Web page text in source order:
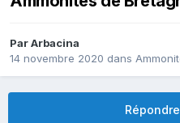
ParArbacina
14 novembre 2020 dans